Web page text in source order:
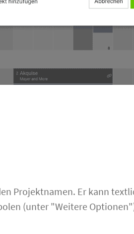
Projektnamen. Er kann
(unter "Weitere